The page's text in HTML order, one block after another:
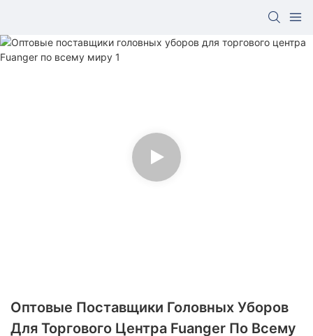
Оптовые Поставщики Головных Уборов
Для Торгового Центра Fuanger По Всему